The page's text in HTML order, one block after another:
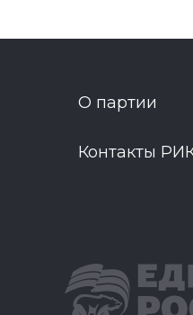
О партии
Контакты